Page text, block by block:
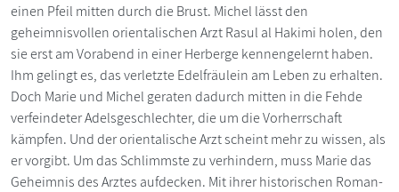
einen Pfeil mitten durch die Brust. Michel lässt den
geheimnisvollen orientalischen Arzt Rasul al Hakimi holen, den
sie erst am Vorabend in einer Herberge kennengelernt haben.
Ihm gelingt es, das verletzte Edelfräulein am Leben zu erhalten.
Doch Marie und Michel geraten dadurch mitten in die Fehde
verfeindeter Adelsgeschlechter, die um die Vorherrschaft
kämpfen. Und der orientalische Arzt scheint mehr zu wissen, als
er vorgibt. Um das Schlimmste zu verhindern, muss Marie das
Geheimnis des Arztes aufdecken. Mit ihrer historischen Roman-